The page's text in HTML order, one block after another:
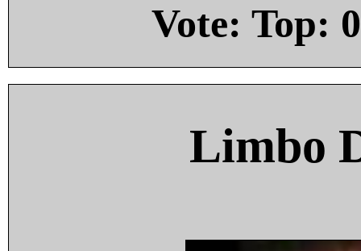
Vote: Top: 0
Limbo